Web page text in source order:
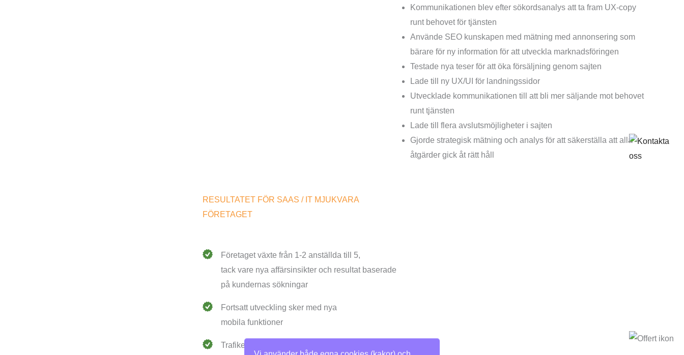
Kommunikationen blev efter sökordsanalys att ta fram UX-copy
runt behovet för tjänsten
Använde SEO kunskapen med mätning med annonsering som
bärare för ny information för att utveckla marknadsföringen
Testade nya teser för att öka försäljning genom sajten
Lade till ny UX/UI för landningssidor
Utvecklade kommunikationen till att bli mer säljande mot behovet
runt tjänsten
Lade till flera avslutsmöjligheter i sajten
Gjorde strategisk mätning och analys för att säkerställa att alla
åtgärder gick åt rätt håll
RESULTATET FÖR SAAS / IT MJUKVARA
FÖRETAGET
Företaget växte från 1-2 anställda till 5,
tack vare nya affärsinsikter och resultat baserade
på kundernas sökningar
Fortsatt utveckling sker med nya
mobila funktioner
Trafiken ökade med tredubbla och